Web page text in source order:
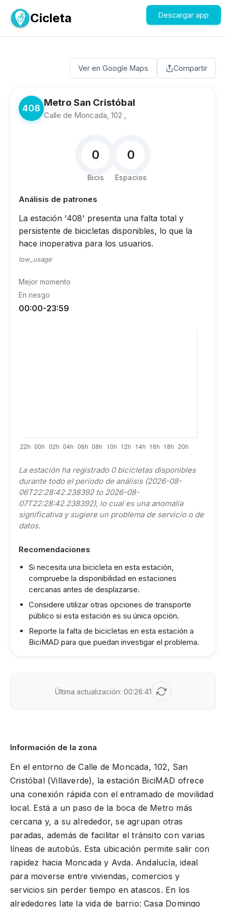
Cicleta Descargar app
Ver en Google Maps Compartir
408 Metro San Cristóbal
Calle de Moncada, 102 ,
0
Bicis
0
Espacios
Análisis de patrones
La estación '408' presenta una falta total y
persistente de bicicletas disponibles, lo que la
hace inoperativa para los usuarios.
low_usage
Mejor momento
En riesgo
00:00-23:59
La estación ha registrado 0 bicicletas disponibles
durante todo el periodo de análisis (2026-08-
06T22:28:42.238392 to 2026-08-
07T22:28:42.238392), lo cual es una anomalía
significativa y sugiere un problema de servicio o de
datos.
Recomendaciones
Si necesita una bicicleta en esta estación,
compruebe la disponibilidad en estaciones
cercanas antes de desplazarse.
Considere utilizar otras opciones de transporte
público si esta estación es su única opción.
Reporte la falta de bicicletas en esta estación a
BiciMAD para que puedan investigar el problema.
Última actualización: 00:28:41
Información de la zona
En el entorno de Calle de Moncada, 102, San
Cristóbal (Villaverde), la estación BiciMAD ofrece
una conexión rápida con el entramado de movilidad
local. Está a un paso de la boca de Metro más
cercana y, a su alrededor, se agrupan otras
paradas, además de facilitar el tránsito con varias
líneas de autobús. Esta ubicación permite salir con
rapidez hacia Moncada y Avda. Andalucía, ideal
para moverse entre viviendas, comercios y
servicios sin perder tiempo en atascos. En los
alrededores late la vida de barrio: Casa Domingo